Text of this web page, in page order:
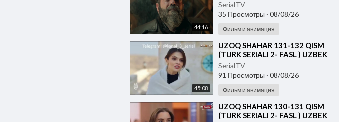
44:16
SerialTV
35 Просмотры · 08/08/26
Фильм и анимация
45:08
⁣UZOQ SHAHAR 131-132 QISM
(TURK SERIALI 2- FASL ) UZBEK
TILIDA
SerialTV
91 Просмотры · 08/08/26
Фильм и анимация
⁣UZOQ SHAHAR 130-131 QISM
(TURK SERIALI 2- FASL ) UZBEK